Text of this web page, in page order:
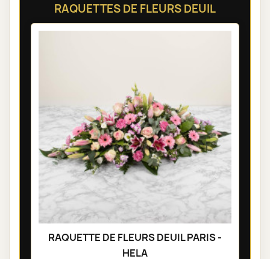
RAQUETTES DE FLEURS DEUIL
RAQUETTE DE FLEURS DEUIL PARIS -
HELA